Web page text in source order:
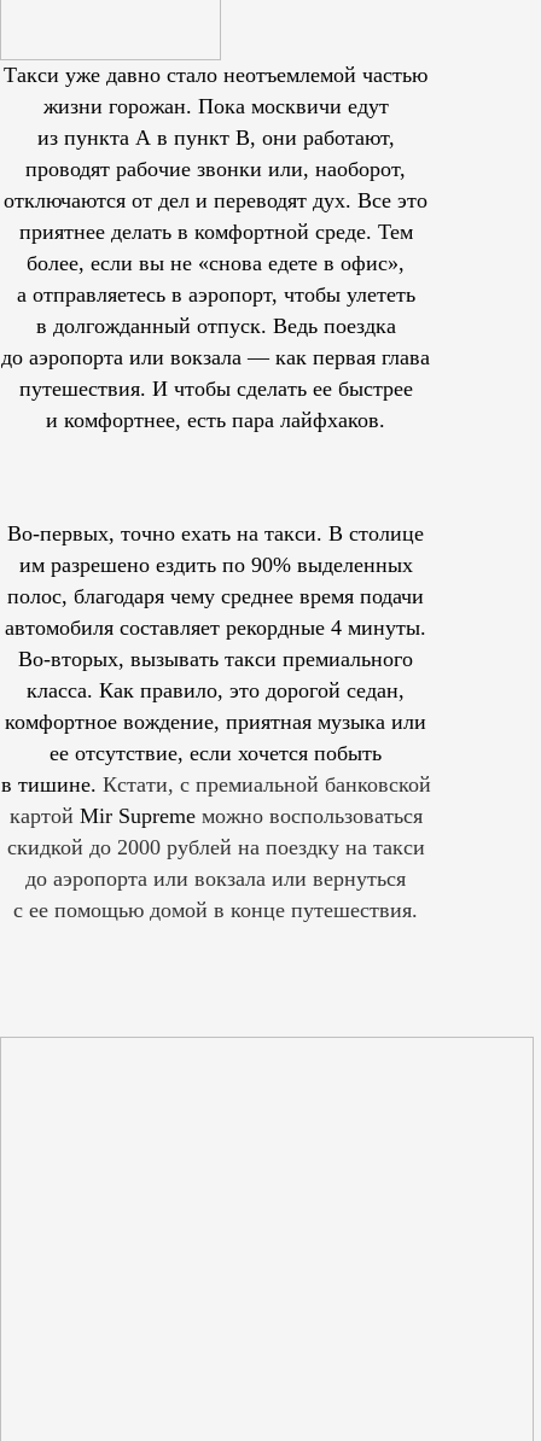
Такси уже давно стало неотъемлемой частью
жизни горожан. Пока москвичи едут
из пункта А в пункт В, они работают,
проводят рабочие звонки или, наоборот,
отключаются от дел и переводят дух. Все это
приятнее делать в комфортной среде. Тем
более, если вы не «снова едете в офис»,
а отправляетесь в аэропорт, чтобы улететь
в долгожданный отпуск. Ведь поездка
до аэропорта или вокзала — как первая глава
путешествия. И чтобы сделать ее быстрее
и комфортнее, есть пара лайфхаков.
Во-первых, точно ехать на такси. В столице
им разрешеноездить по 90% выделенных
полос, благодаря чему среднее время подачи
автомобиля составляет рекордные 4 минуты.
Во-вторых, вызывать такси премиального
класса. Как правило, это дорогой седан,
комфортное вождение, приятная музыка или
ее отсутствие, если хочется побыть
в тишине. Кстати, с премиальной банковской
картой Mir Supreme можно воспользоваться
скидкой до 2000 рублей на поездку на такси
до аэропорта или вокзала или вернуться
с ее помощью домой в конце путешествия.